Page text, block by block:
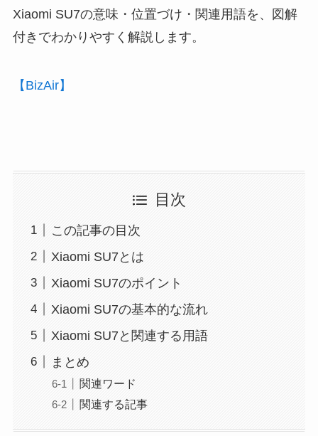
Xiaomi SU7の意味・位置づけ・関連用語を、図解
付きでわかりやすく解説します。
【BizAir】
目次
この記事の目次
Xiaomi SU7とは
Xiaomi SU7のポイント
Xiaomi SU7の基本的な流れ
Xiaomi SU7と関連する用語
まとめ
関連ワード
関連する記事